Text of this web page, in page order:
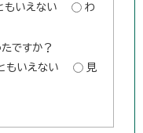
もいえない
わ
ですか？
もいえない
見